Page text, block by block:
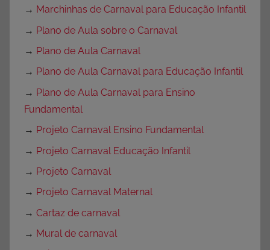
→ Marchinhas de Carnaval para Educação Infantil
→ Plano de Aula sobre o Carnaval
→ Plano de Aula Carnaval
→ Plano de Aula Carnaval para Educação Infantil
→ Plano de Aula Carnaval para Ensino
Fundamental
→ Projeto Carnaval Ensino Fundamental
→ Projeto Carnaval Educação Infantil
→ Projeto Carnaval
→ Projeto Carnaval Maternal
→ Cartaz de carnaval
→ Mural de carnaval